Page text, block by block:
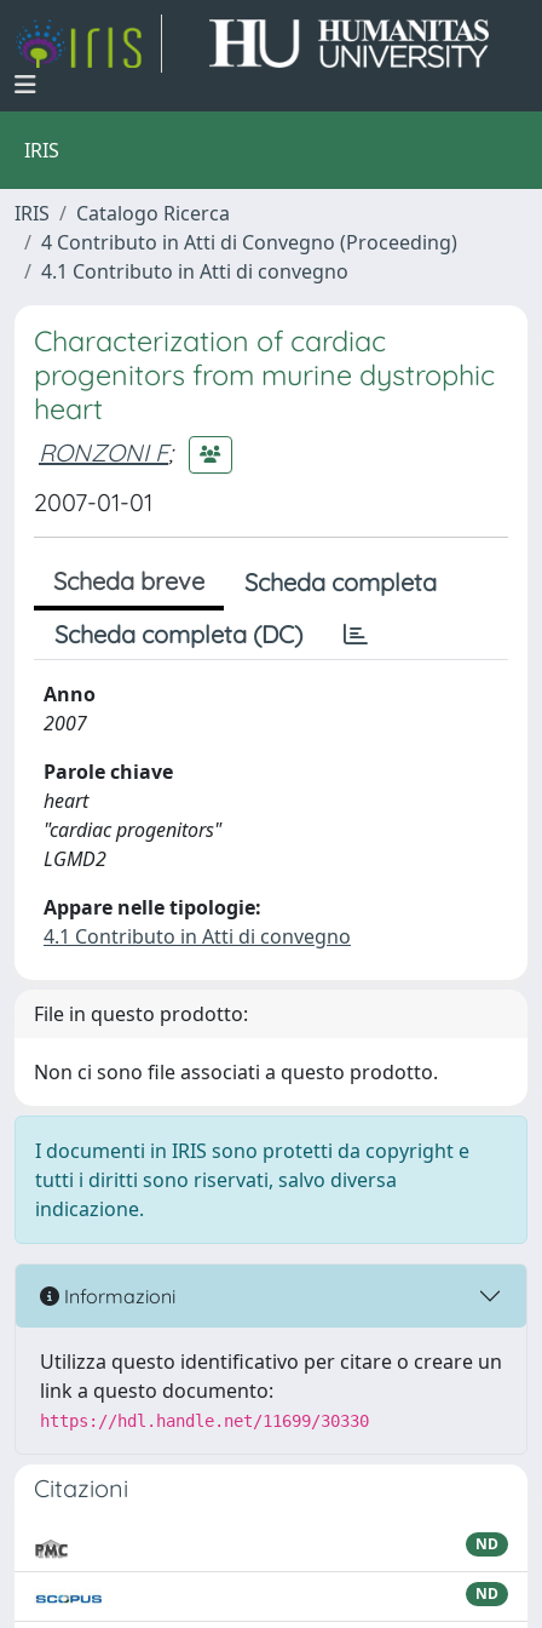
IRIS
IRIS
Catalogo Ricerca
4 Contributo in Atti di Convegno (Proceeding)
4.1 Contributo in Atti di convegno
Characterization of cardiac
progenitors from murine dystrophic
heart
RONZONI F;
2007-01-01
Scheda breve
Scheda completa
Scheda completa (DC)
Anno
2007
Parole chiave
heart
"cardiac progenitors"
LGMD2
Appare nelle tipologie:
4.1 Contributo in Atti di convegno
File in questo prodotto:
Non ci sono file associati a questo prodotto.
I documenti in IRIS sono protetti da copyright e
tutti i diritti sono riservati, salvo diversa
indicazione.
Informazioni
Utilizza questo identificativo per citare o creare un
link a questo documento:
https://hdl.handle.net/11699/30330
Citazioni
ND
ND